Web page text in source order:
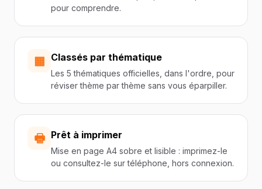
pour comprendre.
▦ Classés par thématique
Les 5 thématiques officielles, dans l'ordre, pour
réviser thème par thème sans vous éparpiller.
🖶 Prêt à imprimer
Mise en page A4 sobre et lisible : imprimez-le
ou consultez-le sur téléphone, hors connexion.